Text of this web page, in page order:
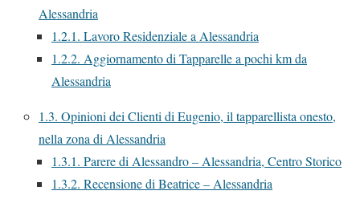
Alessandria
1.2.1. Lavoro Residenziale a Alessandria
1.2.2. Aggiornamento di Tapparelle a pochi km da
Alessandria
1.3. Opinioni dei Clienti di Eugenio, il tapparellista onesto,
nella zona di Alessandria
1.3.1. Parere di Alessandro – Alessandria, Centro Storico
1.3.2. Recensione di Beatrice – Alessandria